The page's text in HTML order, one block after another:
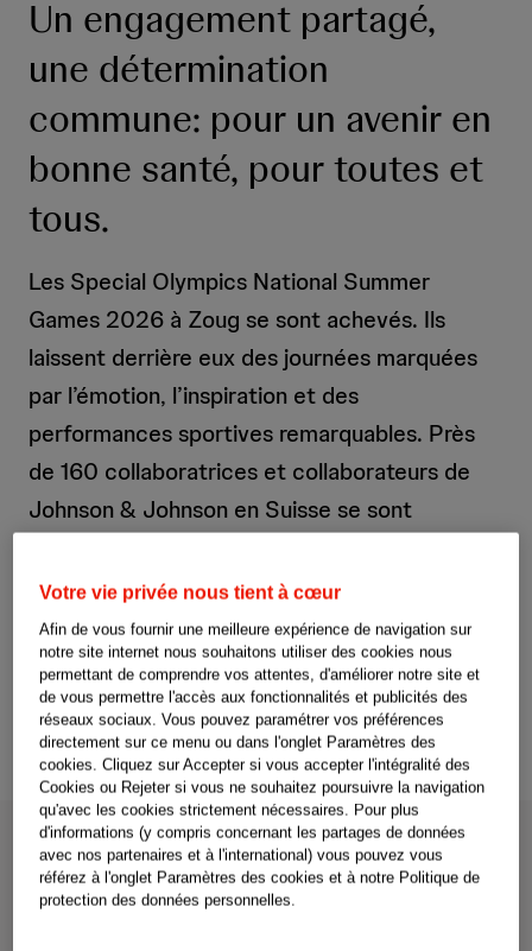
Un engagement partagé,
une détermination
commune: pour un avenir en
bonne santé, pour toutes et
tous.
Les Special Olympics National Summer
Games 2026 à Zoug se sont achevés. Ils
laissent derrière eux des journées marquées
par l’émotion, l’inspiration et des
performances sportives remarquables. Près
de 160 collaboratrices et collaborateurs de
Johnson & Johnson en Suisse se sont
par leur temps et leur énergie, à la réussite de
l’événement.
02 juin 2026 Partager
L’engagement bénévole fait partie intégrante de la
culture de Johnson & Johnson. Les collaboratrices et
collaborateurs disposent jusqu’à quatre jours
Votre vie privée nous tient à cœur
Afin de vous fournir une meilleure expérience de navigation sur
notre site internet nous souhaitons utiliser des cookies nous
permettant de comprendre vos attentes, d'améliorer notre site et
de vous permettre l'accès aux fonctionnalités et publicités des
réseaux sociaux. Vous pouvez paramétrer vos préférences
directement sur ce menu ou dans l'onglet Paramètres des
cookies. Cliquez sur Accepter si vous accepter l'intégralité des
Cookies ou Rejeter si vous ne souhaitez poursuivre la navigation
qu'avec les cookies strictement nécessaires. Pour plus
d'informations (y compris concernant les partages de données
avec nos partenaires et à l'international) vous pouvez vous
référez à l'onglet Paramètres des cookies et à notre Politique de
protection des données personnelles.